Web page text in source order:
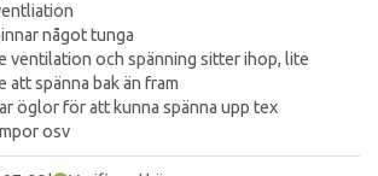
något tunga
ventilation och spänning sitter ihop, lite
att spänna bak än fram
öglor för att kunna spänna upp tex
osv